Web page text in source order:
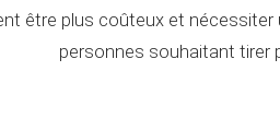
être plus coûteux et
personnes souhaitant tirer